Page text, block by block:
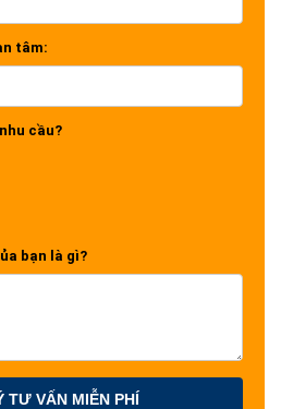
tâm:
cầu?
bạn là gì?
TƯ VẤN MIỄN PHÍ